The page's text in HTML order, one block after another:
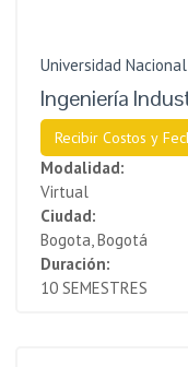
Universidad
Ingeniería
Recibir Costos y
Modalidad:
Virtual
Ciudad:
Bogota, Bogotá
Duración:
10 SEMESTRES